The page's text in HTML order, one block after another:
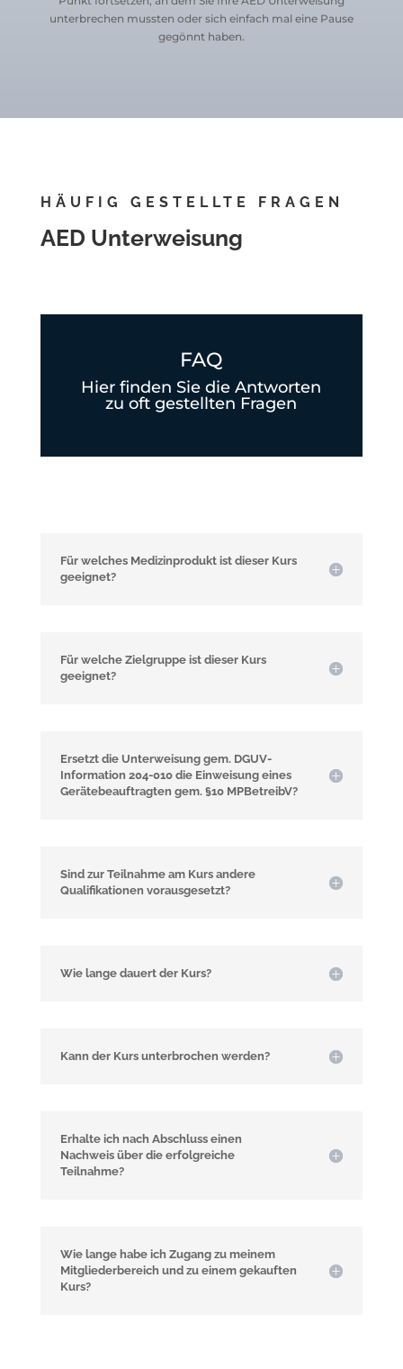
unterbrechen mussten oder sich einfach mal eine Pause
gegönnt haben.
HÄUFIG GESTELLTE FRAGEN
AED Unterweisung
FAQ
Hier finden Sie die Antworten
zu oft gestellten Fragen
Für welches Medizinprodukt ist dieser Kurs
geeignet?
Für welche Zielgruppe ist dieser Kurs
geeignet?
Ersetzt die Unterweisung gem. DGUV-
Information 204-010 die Einweisung eines
Gerätebeauftragten gem. §10 MPBetreibV?
Sind zur Teilnahme am Kurs andere
Qualifikationen vorausgesetzt?
Wie lange dauert der Kurs?
Kann der Kurs unterbrochen werden?
Erhalte ich nach Abschluss einen
Nachweis über die erfolgreiche
Teilnahme?
Wie lange habe ich Zugang zu meinem
Mitgliederbereich und zu einem gekauften
Kurs?